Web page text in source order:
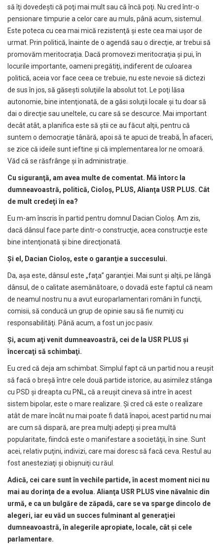
să îţi dovedeşti că poţi mai mult sau că încă poţi. Nu cred într-o
pensionare timpurie a celor care au muls, până acum, sistemul.
Este poteca cu cea mai mică rezistenţă şi este cea mai uşor de
urmat. Prin politică, înainte de o agendă sau o direcţie, ar trebui să
promovăm meritocraţia. Dacă promovezi meritocraţia şi pui, în
locurile importante, oameni pregătiţi, indiferent de culoarea
politică, aceia vor face ceea ce trebuie, nu este nevoie să dictezi
de sus în jos, să găseşti soluţiile la absolut tot. Le poţi lăsa
autonomie, bine intenţionată, de a găsi soluţii locale şi tu doar să
dai o direcţie sau uneltele, cu care să se descurce. Mai important
decât atât, a planifica este să ştii ce au făcut alţii, pentru că
suntem o democraţie tânără, apoi să te apuci de treabă, În afaceri,
se zice că ideile sunt ieftine şi că implementarea lor ne omoară.
Văd că se răsfrânge şi în administraţie.
Cu siguranţă, am avea multe de comentat. Măîntorc la
dumneavoastră, politică, Cioloş, PLUS, Alianţa USR PLUS. Cât
de mult credeţi în ea?
Eu m-am înscris în partid pentru domnul Dacian Cioloş. Am zis,
dacă dânsul face parte dintr-o construcţie, acea construcţie este
bine intenţionată şi bine direcţionată.
Și el, Dacian Cioloş, este o garanţie a succesului.
Da, aşa este, dânsul este „faţa” garanţiei. Mai sunt şi alţii, pe lângă
dânsul, de o calitate asemănătoare, o dovadă este faptul că neam
de neamul nostru nu a avut europarlamentari români în funcţii,
comisii, să conducă un grup de opinie sau să fie numiţi cu
responsabilităţi. Până acum, a fost un joc pasiv.
Şi, acum aţi venit dumneavoastră, cei de la USR PLUS şi
încercaţi să schimbaţi.
Eu cred că deja am schimbat. Simplul fapt că un partid nou a reuşit
să facă o breşă între cele două partide istorice, au asimilez stânga
cu PSD şi dreapta cu PNL, că a reuşit cineva să intre în acest
sistem bipolar, este o mare realizare. Şi cred că este o realizare
atât de mare încât nu mai poate fi dată înapoi, acest partid nu mai
are cum să dispară, are prea mulţi adepţi şi prea multă
popularitate, fiindcă este o manifestare a societăţii, în sine. Sunt
acei, relativ puţini, indivizi, care mai doresc să facă ceva. Restul au
fost anesteziaţi şi obişnuiţi cu răul.
Adică, cei care sunt în vechile partide, în acest moment nici nu
mai au dorinţa de a evolua. Alianţa USR PLUS vine năvalnic din
urmă, e ca un bulgăre de zăpadă, care se va sparge dincolo de
alegeri, iar eu văd un succes fulminant al generaţiei
dumneavoastră, în alegerile apropiate, locale, câtşi cele
parlamentare.